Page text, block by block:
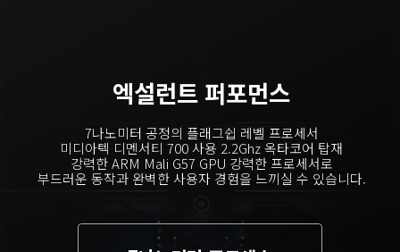
7나노미터 공정의 플래그쉽 레벨 프로세서
미디아텍 디멘서티 700 사용 2.2Ghz 옥타코어 탑재
강력한 ARM Mali G57 GPU 강력한 프로세서로